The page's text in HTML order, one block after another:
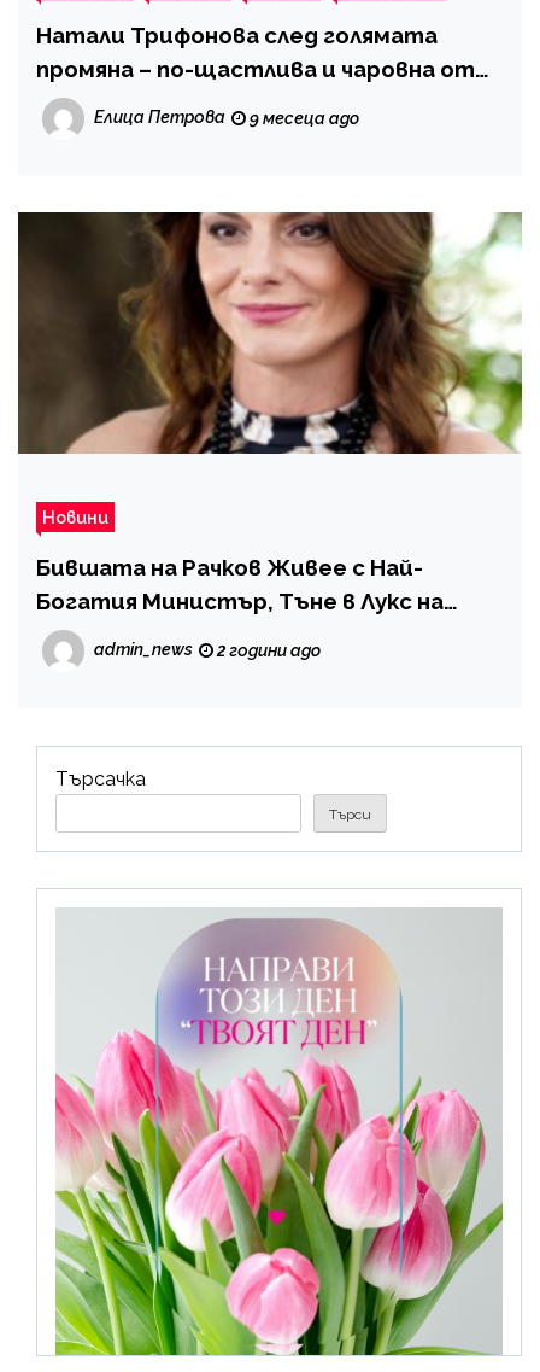
Натали Трифонова след голямата
промяна – по-щастлива и чаровна от
преди
Елица Петрова 9 месеца ago
Новини
Бившата на Рачков Живее с Най-
Богатия Министър, Тъне в Лукс на
Алпите (СНИМКИ)
admin_news 2 години ago
Търсачка
Търси